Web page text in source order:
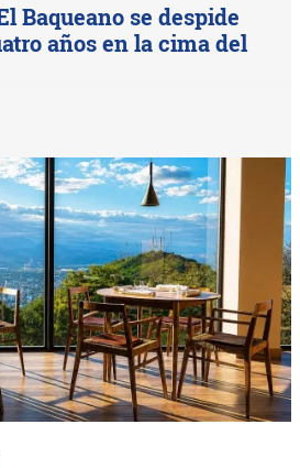
Baqueano se despide
años en la cima del